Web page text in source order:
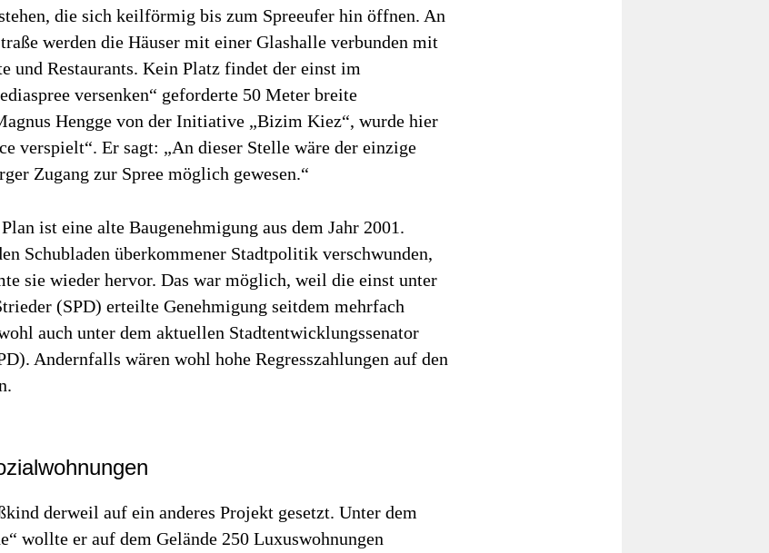
die sich keilförmig bis zum Spreeufer hin öffnen. An
werden die Häuser mit einer Glashalle verbunden mit
und Restaurants. Kein Platz findet der einst im
versenken“ geforderte 50 Meter breite
Hengge von der Initiative „Bizim Kiez“, wurde hier
verspielt“. Er sagt: „An dieser Stelle wäre der einzige
Zugang zur Spree möglich gewesen.“
ist eine alte Baugenehmigung aus dem Jahr 2001.
Schubladen überkommener Stadtpolitik verschwunden,
sie wieder hervor. Das war möglich, weil die einst unter
(SPD) erteilte Genehmigung seitdem mehrfach
auch unter dem aktuellen Stadtentwicklungssenator
Andernfalls wären wohl hohe Regresszahlungen auf den
derweil auf ein anderes Projekt gesetzt. Unter dem
wollte er auf dem Gelände 250 Luxuswohnungen